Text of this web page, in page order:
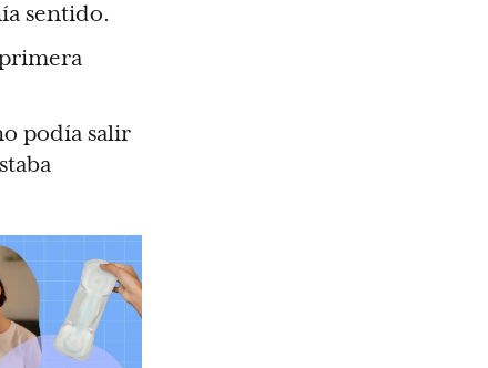
sentido.
podía salir